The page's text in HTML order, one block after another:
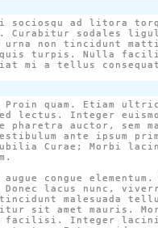
sociosqu ad litora
Curabitur sodales
urna non tincidunt
quis turpis. Nulla
mi a tellus
Proin quam. Etiam
lectus. Integer
pharetra auctor, sem
ante ipsum
Curae; Morbi
congue
lacus nunc,
tincidunt malesuada
sit amet mauris.
facilisi. Integer